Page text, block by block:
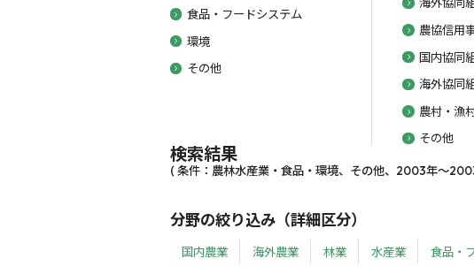
食品・フードシステム
環境
その他
農協信用
国内協同
海外協同
農村・漁
その他
検索結果
( 条件：農林水産業・食品・環境、その他、2003年～
分野の絞り込み（詳細区分）
国内農業 海外農業 林業 水産業 食品・